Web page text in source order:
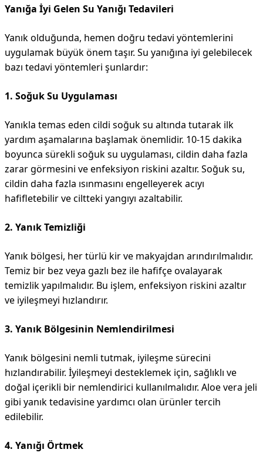
Yanığa İyi Gelen Su Yanığı Tedavileri
Yanık olduğunda, hemen doğru tedavi yöntemlerini
uygulamak büyük önem taşır. Su yanığına iyi gelebilecek
bazı tedavi yöntemleri şunlardır:
1. Soğuk Su Uygulaması
Yanıkla temas eden cildi soğuk su altında tutarak ilk
yardım aşamalarına başlamak önemlidir. 10-15 dakika
boyunca sürekli soğuk su uygulaması, cildin daha fazla
zarar görmesini ve enfeksiyon riskini azaltır. Soğuk su,
cildin daha fazla ısınmasını engelleyerek acıyı
hafifletebilir ve ciltteki yangıyı azaltabilir.
2. Yanık Temizliği
Yanık bölgesi, her türlü kir ve makyajdan arındırılmalıdır.
Temiz bir bez veya gazlı bez ile hafifçe ovalayarak
temizlik yapılmalıdır. Bu işlem, enfeksiyon riskini azaltır
ve iyileşmeyi hızlandırır.
3. Yanık Bölgesinin Nemlendirilmesi
Yanık bölgesini nemli tutmak, iyileşme sürecini
hızlandırabilir. İyileşmeyi desteklemek için, sağlıklı ve
doğal içerikli bir nemlendirici kullanılmalıdır. Aloe vera jeli
gibi yanık tedavisine yardımcı olan ürünler tercih
edilebilir.
4. Yanığı Örtmek